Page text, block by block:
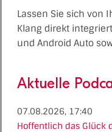
Lassen Sie sich von
Klang direkt
und Android Auto
Aktuelle
07.08.2026, 17:40
Hoffentlich das Glück